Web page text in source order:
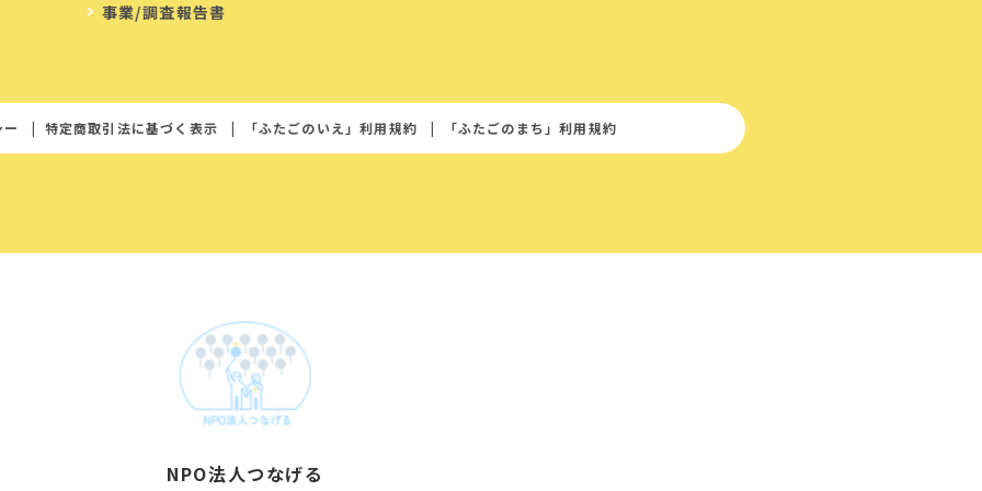
事業/調査報告書
特定商取引法に基づく表示 「ふたごのいえ」利用規約 「ふたごのまち」利用規約
NPO法人つなげる